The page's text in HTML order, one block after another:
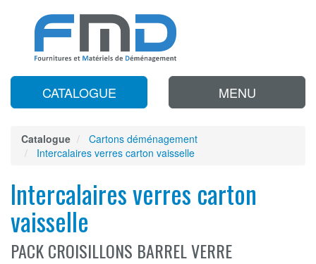
CATALOGUE MENU
Catalogue
Cartons déménagement
Intercalaires verres carton vaisselle
Intercalaires verres carton
vaisselle
PACK CROISILLONS BARREL VERRE